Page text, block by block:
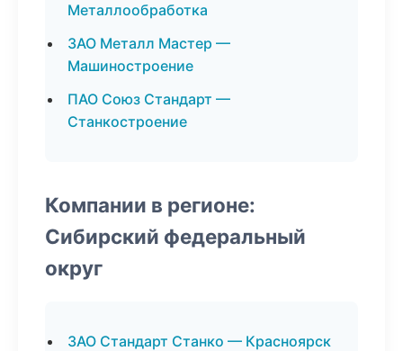
Металлообработка
ЗАО Металл Мастер —
Машиностроение
ПАО Союз Стандарт —
Станкостроение
Компании в регионе:
Сибирский федеральный
округ
ЗАО Стандарт Станко — Красноярск